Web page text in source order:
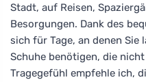
Stadt, auf Reisen,
Besorgungen. Dank des
sich für Tage, an denen Sie
Schuhe benötigen, die
Tragegefühl empfehle ich,